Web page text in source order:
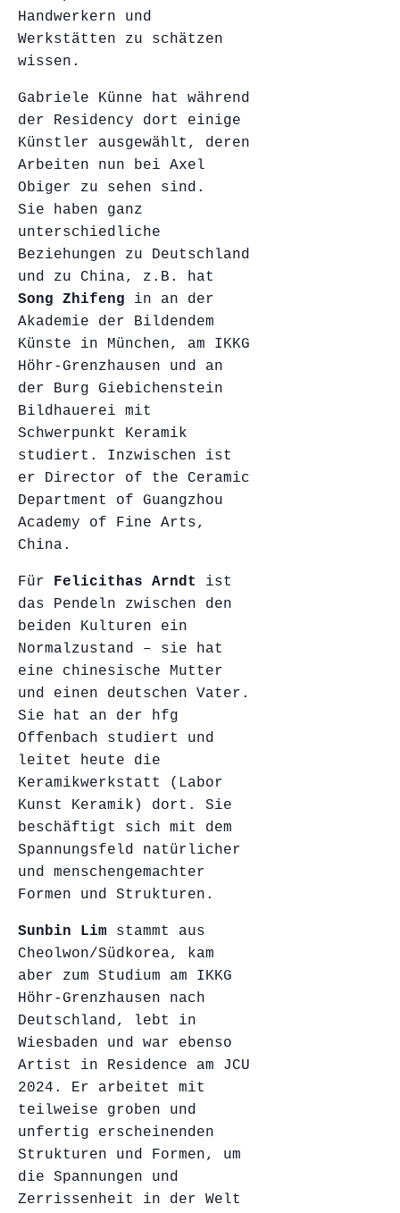
Handwerkern und
Werkstätten zu schätzen
wissen.
Gabriele Künne hat während
der Residency dort einige
Künstler ausgewählt, deren
Arbeiten nun bei Axel
Obiger zu sehen sind.
Sie haben ganz
unterschiedliche
Beziehungen zu Deutschland
und zu China, z.B. hat
Song Zhifeng in an der
Akademie der Bildendem
Künste in München, am IKKG
Höhr-Grenzhausen und an
der Burg Giebichenstein
Bildhauerei mit
Schwerpunkt Keramik
studiert. Inzwischen ist
er Director of the Ceramic
Department of Guangzhou
Academy of Fine Arts,
China.
Für Felicithas Arndt
ist
das Pendeln zwischen den
beiden Kulturen ein
Normalzustand – sie hat
eine chinesische Mutter
und einen deutschen Vater.
Sie hat an der hfg
Offenbach studiert und
leitet heute die
Keramikwerkstatt (Labor
Kunst Keramik) dort. Sie
beschäftigt sich mit dem
Spannungsfeld natürlicher
und menschengemachter
Formen und Strukturen.
Sunbin Lim stammt aus
Cheolwon/Südkorea, kam
aber zum Studium am IKKG
Höhr-Grenzhausen nach
Deutschland, lebt in
Wiesbaden und war ebenso
Artist in Residence am JCU
2024. Er arbeitet mit
teilweise groben und
unfertig erscheinenden
Strukturen und Formen, um
die Spannungen und
Zerrissenheit in der Welt